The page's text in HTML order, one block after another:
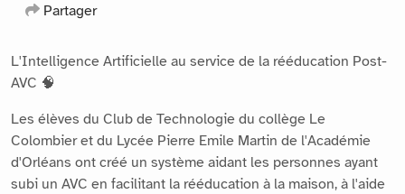
Partager
L'Intelligence Artificielle au service de la rééducation Post-
AVC 🧠
Les élèves du Club de Technologie du collège Le
Colombier et du Lycée Pierre Emile Martin de l'Académie
d'Orléans ont créé un système aidant les personnes ayant
subi un AVC en facilitant la rééducation à la maison, à l'aide